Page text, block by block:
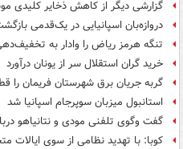
گزارشی دیگر از کاهش ذخایر کلیدی
دروازه‌بان اسپانیایی در یک‌قدمی
تنگه هرمز ریاض را وادار به
خرید گران استقلال سر از یونان درآورد
گربه جریان برق شهرستان فریمان را
استانبول میزبان سوپرجام اسپانیا شد
گفت وگوی تلفنی مودی و نتانیاهو
کوبا: با تهدید نظامی از سوی ایالات